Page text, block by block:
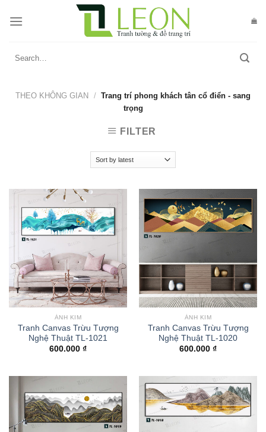
Search
THEO KHÔNG GIAN / Trang trí phong khách tân cổ điển - sang
trọng
FILTER
ÁNH KIM
Tranh Canvas Trừu Tượng
Nghệ Thuật TL-1021
600.000 ₫
ÁNH KIM
Tranh Canvas Trừu Tượng
Nghệ Thuật TL-1020
600.000 ₫